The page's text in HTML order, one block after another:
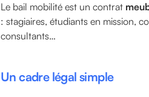
Le bail mobilité est un contrat
: stagiaires, étudiants en mission,
consultants…
Un cadre légal simple